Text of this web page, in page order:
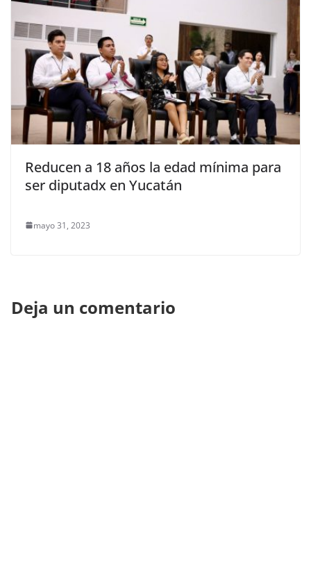
Reducen a 18 años la edad mínima para
ser diputadx en Yucatán
mayo 31, 2023
Deja un comentario